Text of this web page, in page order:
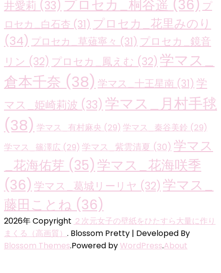
井愛莉 (33) プロセカ_桐谷遥 (36) プ
ロセカ_白石杏 (31) プロセカ_花里みのり
(34) プロセカ_草薙寧々 (31) プロセカ_鏡音
リン (32) プロセカ_鳳えむ (32) 学マス_
倉本千奈 (38) 学マス_十王星南 (31) 学
マス_姫崎莉波 (33) 学マス_月村手毬
(38) 学マス_有村麻央 (29) 学マス_秦谷美鈴 (29)
学マス_篠澤広 (29) 学マス_紫雲清夏 (30) 学マス
_花海佑芽 (35) 学マス_花海咲季
(36) 学マス_葛城リーリヤ (32) 学マス_
藤田ことね (36)
2026年 Copyright ２次元女子の壁紙をひたすら大量に作り
まくる（高画質） . Blossom Pretty | Developed By
Blossom Themes.Powered byWordPress.About